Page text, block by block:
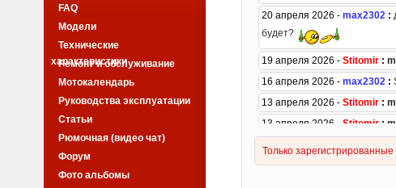
FAQ
Модели
Технические
характеристики
Ремонт и обслуживание
Мотокалендарь
Руководства эксплуатации
Статьи
Рюмочная (видео чат)
Форум
Фото альбомы